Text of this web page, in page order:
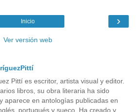
›
Inicio
Ver versión web
Pittí es escritor, artista visual y editor.
libros, su obra literaria ha sido
aparece en antologías publicadas en
portugués y sueco. Ha creado y